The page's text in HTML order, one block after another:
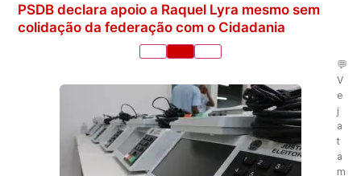
PSDB declara apoio a Raquel Lyra mesmo sem
colidação da federação com o Cidadania
💬
V
e
j
a
t
a
m